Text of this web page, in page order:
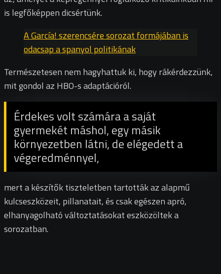
is legfőképpen dicsértünk.
A García! szerencsére sorozat formájában is
odacsap a spanyol politikának
Természetesen nem hagyhattuk ki, hogy rákérdezzünk,
mit gondol az HBO-s adaptációról.
Érdekes volt számára a saját
gyermekét máshol, egy másik
környezetben látni, de elégedett a
végeredménnyel,
mert a készítők tiszteletben tartották az alapmű
kulcseszközeit, pillanatait, és csak egészen apró,
elhanyagolható változtatásokat eszközöltek a
sorozatban.